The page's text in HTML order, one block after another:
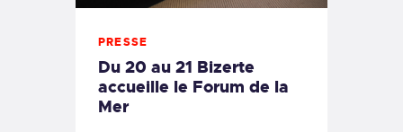
PRESSE
Du 20 au 21 Bizerte
accueille le Forum de la
Mer